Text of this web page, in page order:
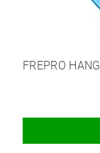
FREPRO